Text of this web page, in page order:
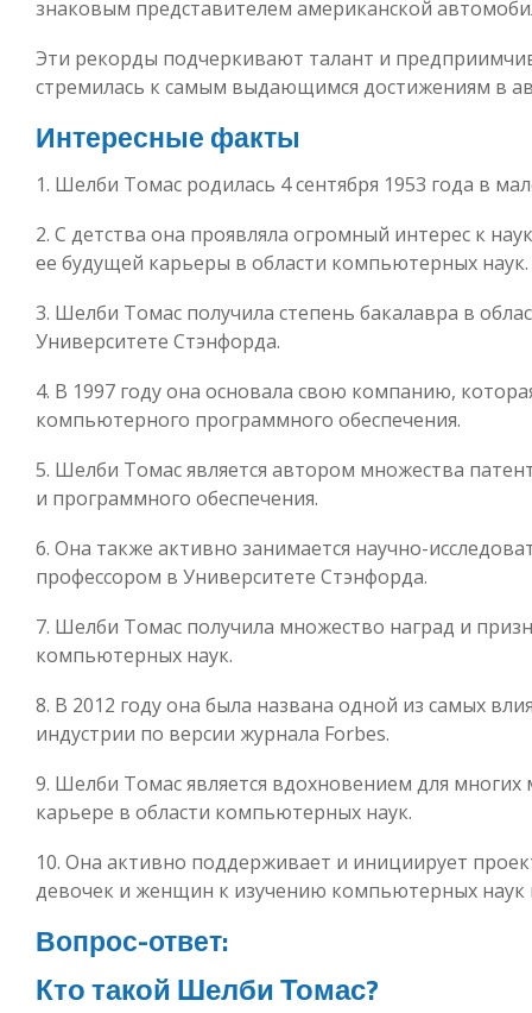
знаковым представителем американской
Эти рекорды подчеркивают талант и
стремилась к самым выдающимся достижениям в
Интересные факты
1. Шелби Томас родилась 4 сентября 1953 года в
2. С детства она проявляла огромный интерес к
ее будущей карьеры в области компьютерных наук.
3. Шелби Томас получила степень бакалавра в
Университете Стэнфорда.
4. В 1997 году она основала свою компанию,
компьютерного программного обеспечения.
5. Шелби Томас является автором множества
и программного обеспечения.
6. Она также активно занимается научно-
профессором в Университете Стэнфорда.
7. Шелби Томас получила множество наград и
компьютерных наук.
8. В 2012 году она была названа одной из самых
индустрии по версии журнала Forbes.
9. Шелби Томас является вдохновением для
карьере в области компьютерных наук.
10. Она активно поддерживает и инициирует
девочек и женщин к изучению компьютерных
Вопрос-ответ:
Кто такой Шелби Томас?